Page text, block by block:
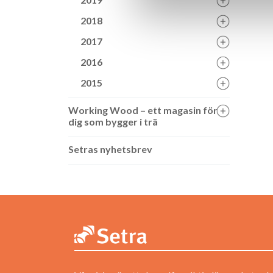
2018
2017
2016
2015
Working Wood – ett magasin för
dig som bygger i trä
Setras nyhetsbrev